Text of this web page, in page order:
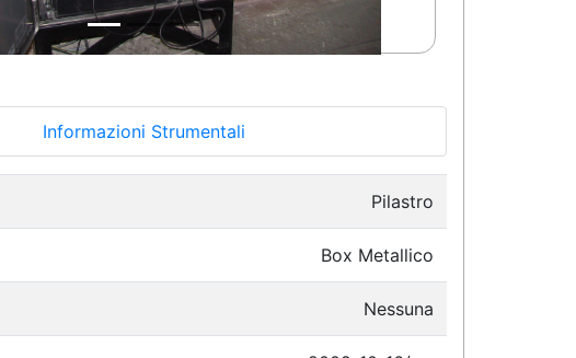
Informazioni Strumentali
Pilastro
Box Metallico
Nessuna